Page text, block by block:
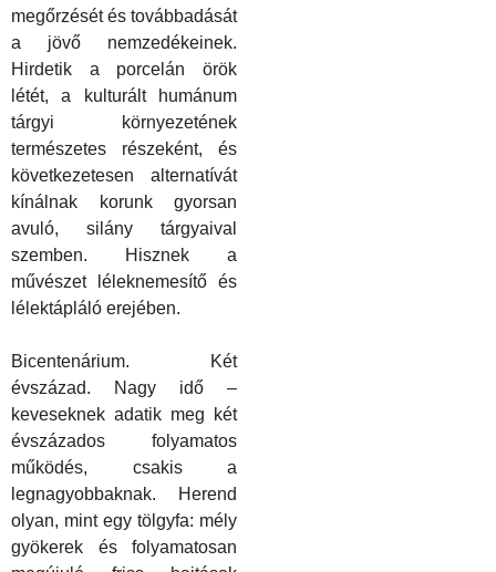
megőrzését és továbbadását
a jövő nemzedékeinek.
Hirdetik a porcelán örök
létét, a kulturált humánum
tárgyi
környezetének
természetes részeként, és
következetesen alternatívát
kínálnak korunk gyorsan
avuló, silány tárgyaival
szemben. Hisznek a
művészet léleknemesítő és
lélektápláló erejében.
Bicentenárium. Két
évszázad. Nagy idő –
keveseknek adatik meg
két
évszázados folyamatos
működés, csakis a
legnagyobbaknak. Herend
olyan, mint egy tölgyfa: mély
gyökerek és folyamatosan